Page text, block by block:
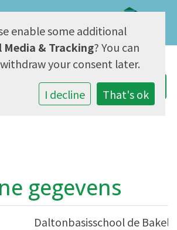
AVG & Privacy
gegevens
Daltonbasisschool de
enable some additional
Media & Tracking? You can
your consent later.
I decline That's ok